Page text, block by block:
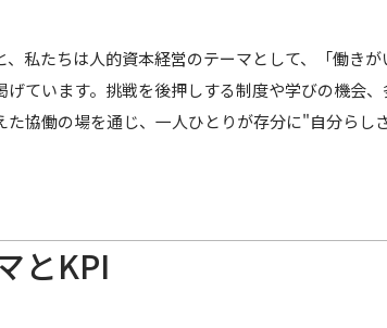
、私たちは人的資本経営のテーマとして、「働き
げています。挑戦を後押しする制度や学びの機会
た協働の場を通じ、一人ひとりが存分に"自分らし
とKPI